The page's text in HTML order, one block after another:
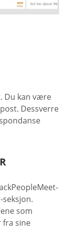
Du kan være
Dessverre
som
fra sine